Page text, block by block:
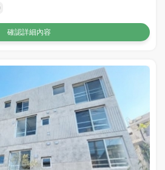
確認詳細內容